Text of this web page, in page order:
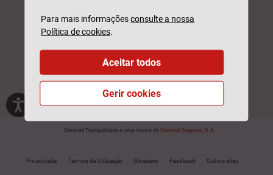
Generali Tranquilidade é uma marca da Generali Seguros, S.A.
Privacidade Termos de Utilização Glossário Feedback Outros sites
Para mais informaçõesconsulte a nossa
Política de cookies.
Gerir cookies
Aceitar todos